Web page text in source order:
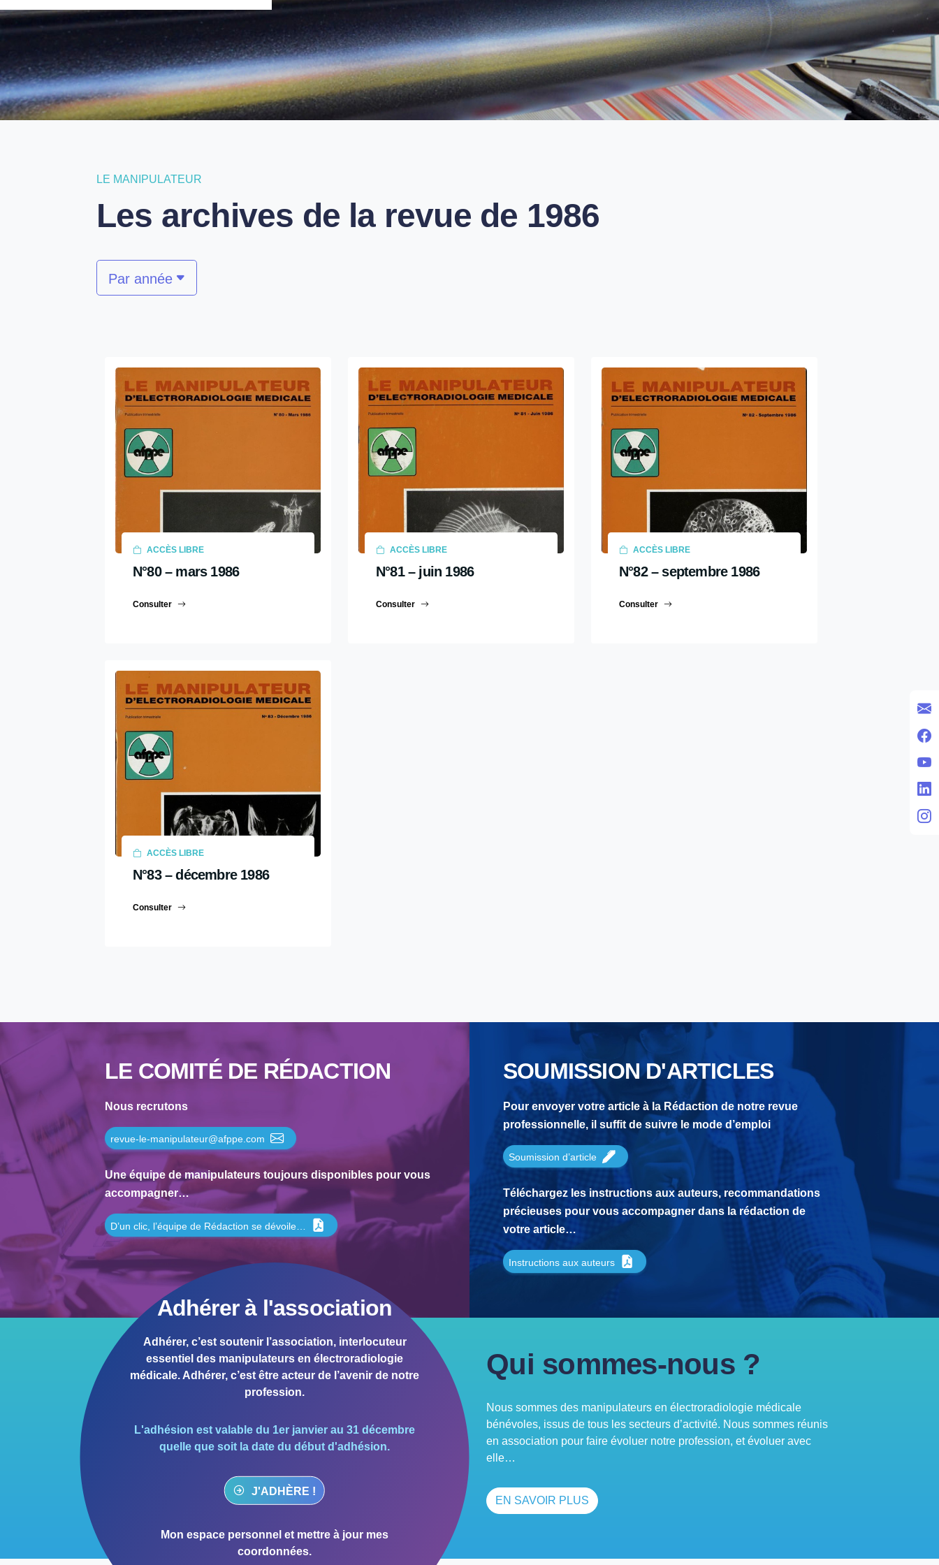
L'équipe de Rédaction
LE MANIPULATEUR
Les archives de la revue de 1986
Par année
2020
2019
2018
2017
2015
2014
2013
2007
2006
2005
2004
2003
2002
2001
2000
1999
1989
1988
1986
1985
1984
1983
1982
1981
1980
1978
1977
1967
ACCÈS LIBRE
N°80 – mars 1986
Consulter
ACCÈS LIBRE
N°81 – juin 1986
Consulter
ACCÈS LIBRE
N°82 – septembre 1986
Consulter
ACCÈS LIBRE
N°83 – décembre 1986
Consulter
LE COMITÉ DE RÉDACTION
Nous recrutons
revue-le-manipulateur@afppe.com
Une équipe de manipulateurs toujours disponibles pour vous
accompagner…
D’un clic, l’équipe de Rédaction se dévoile…
SOUMISSION D'ARTICLES
Pour envoyer votre article à la Rédaction de notre revue
professionnelle, il suffit de suivre le mode d’emploi
Soumission d’article
Téléchargez les instructions aux auteurs, recommandations
précieuses pour vous accompagner dans la rédaction de
votre article…
Instructions aux auteurs
Adhérer à l'association
Adhérer, c’est soutenir l’association, interlocuteur
essentiel des manipulateurs en électroradiologie
médicale. Adhérer, c’est être acteur de l’avenir de notre
profession.
L'adhésion est valable du 1er janvier au 31 décembre
quelle que soit la date du début d'adhésion.
J'ADHÈRE !
Mon espace personnel et mettre à jour mes
coordonnées.
Qui sommes-nous ?
Nous sommes des manipulateurs en électroradiologie médicale
bénévoles, issus de tous les secteurs d’activité. Nous sommes réunis
en association pour faire évoluer notre profession, et évoluer avec
elle…
EN SAVOIR PLUS